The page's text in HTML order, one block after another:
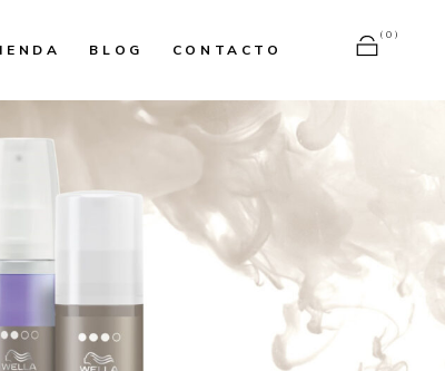
BLOG CONTACTO
(0)